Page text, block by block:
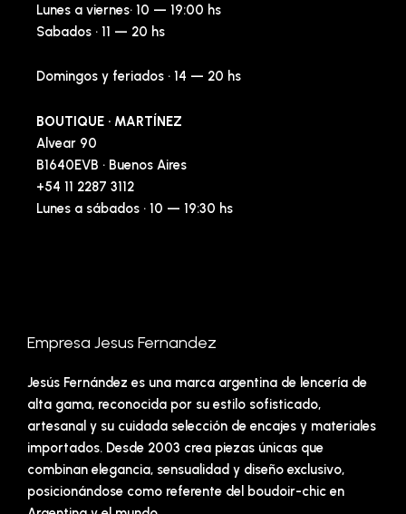
Lunes a viernes· 10 — 19:00 hs
Sabados · 11 — 20 hs
Domingos y feriados · 14 — 20 hs
BOUTIQUE · MARTÍNEZ
Alvear 90
B1640EVB · Buenos Aires
+54 11 2287 3112
Lunes a sábados · 10 — 19:30 hs
Empresa Jesus Fernandez
Jesús Fernández es una marca argentina de lencería de
alta gama, reconocida por su estilo sofisticado,
artesanal y su cuidada selección de encajes y materiales
importados. Desde 2003 crea piezas únicas que
combinan elegancia, sensualidad y diseño exclusivo,
posicionándose como referente del boudoir-chic en